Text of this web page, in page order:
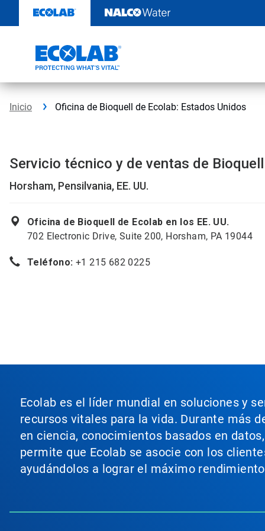
contenido
Inicio Oficina de Bioquell de Ecolab: Estados Unidos
Servicio técnico y de ventas de
Horsham, Pensilvania, EE. UU.
Oficina de Bioquell de Ecolab en los EE. UU.
702 Electronic Drive, Suite 200, Horsham, PA 19044
Teléfono: +1 215 682 0225
Ecolab es el líder mundial en soluciones y
recursos vitales para la vida. Durante más
en ciencia, conocimientos basados en
permite que Ecolab se asocie con los
ayudándolos a lograr el máximo